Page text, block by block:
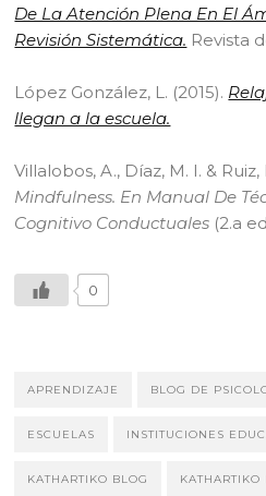
De La Atención Plena En El
Revisión Sistemática. Revista
López González, L. (2015).
llegan a la escuela.
Villalobos, A., Díaz, M. I. & Ruiz,
Mindfulness. En Manual De
Cognitivo Conductuales (2.a
0
APRENDIZAJE BLOG DE
ESCUELAS INSTITUCIONES
KATHARTIKO BLOG KATHARTIKO